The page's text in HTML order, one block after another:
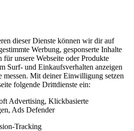
dieser Dienste können wir dir auf
Werbung, gesponserte Inhalte
für unsere Webseite oder Produkte
Surf- und Einkaufsverhalten anzeigen
messen. Mit deiner Einwilligung setzen
folgende Drittdienste ein:
Advertising, Klickbasierte
Ads Defender
Tracking